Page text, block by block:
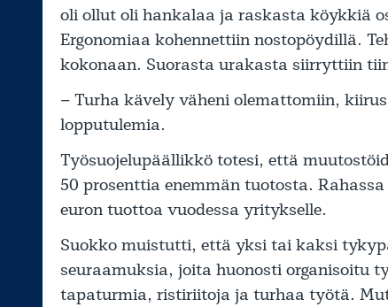
oli ollut oli hankalaa ja raskasta köykkiä
Ergonomiaa kohennettiin nostopöydillä.
kokonaan. Suorasta urakasta siirryttiin
– Turha kävely väheni olemattomiin,
lopputulemia.
Työsuojelupäällikkö totesi, että
50 prosenttia enemmän tuotosta.
euron tuottoa vuodessa yritykselle.
Suokko muistutti, että yksi tai kaksi
seuraamuksia, joita huonosti organisoitu
tapaturmia, ristiriitoja ja turhaa työtä.